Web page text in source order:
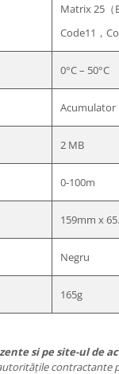
Matrix 25（
Code11，
0°C – 50°C
Acumulator
2 MB
0-100m
159mm x
Negru
165g
si pe site-ul de
contractante